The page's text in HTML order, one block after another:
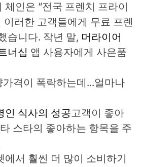
체인은 “전국 프렌치 프라이
이러한 고객들에게 무료 프렌
습니다. 작년 말, 머라이어
너십 앱 사용자에게 사은품
인 식사의 성공고객이 좋아
스타의 좋아하는 항목을 주
에서 훨씬 더 많이 소비하기